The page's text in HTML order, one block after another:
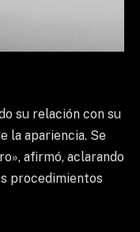
su relación con su
la apariencia. Se
afirmó, aclarando
procedimientos